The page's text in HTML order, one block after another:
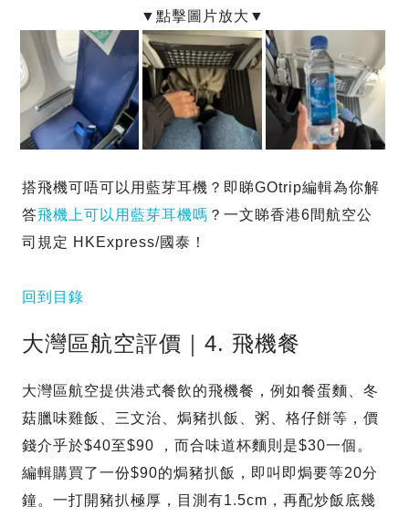
搭飛機可唔可以用藍芽耳機？即睇GOtrip編輯為你解
答飛機上可以用藍芽耳機嗎 ？一文睇香港6間航空公
司規定 HKExpress/國泰！
回到目錄
大灣區航空評價｜4. 飛機餐
大灣區航空提供港式餐飲的飛機餐，例如餐蛋麵、冬
菇臘味雞飯、三文治、焗豬扒飯、粥、格仔餅等，價
錢介乎於$40至$90 ，而合味道杯麵則是$30一個。
編輯購買了一份$90的焗豬扒飯，即叫即焗要等20分
鐘。一打開豬扒極厚，目測有1.5cm，再配炒飯底幾